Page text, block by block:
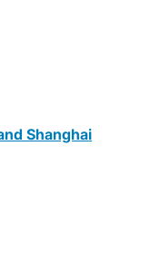
Shanghai